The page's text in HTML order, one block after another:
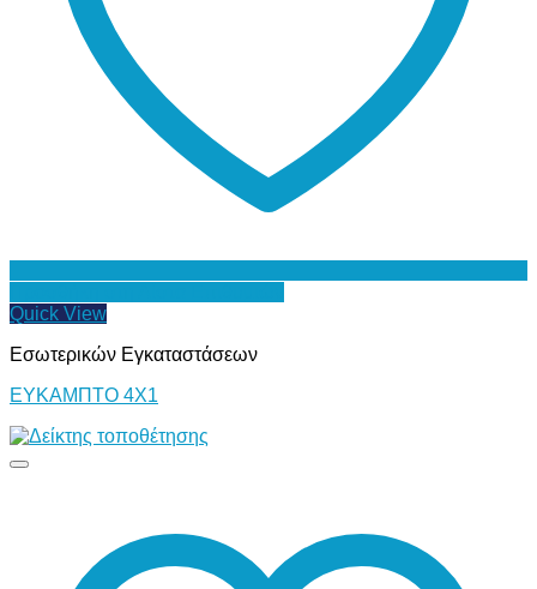
Quick View
Εσωτερικών Εγκαταστάσεων
ΕΥΚΑΜΠΤΟ 4Χ1